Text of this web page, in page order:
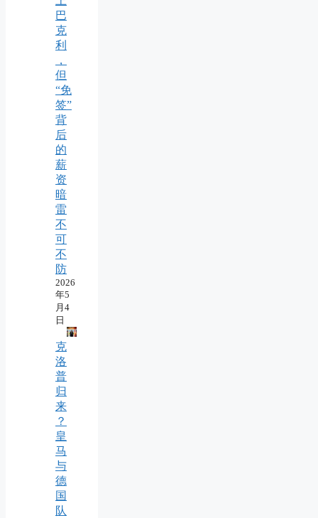
巴
克
利
，
但
“免
签”
背
后
的
薪
资
暗
雷
不
可
不
防
2026
年5
月4
日
克
洛
普
归
来
？
皇
马
与
德
国
队